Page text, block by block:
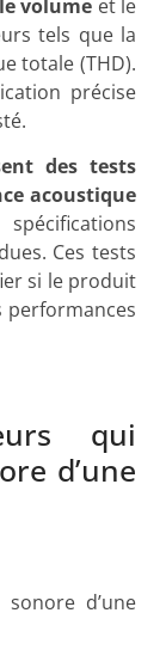
volume et le
tels que la
totale (THD).
précise
des tests
acoustique
Ces tests
si le produit
performances
qui
d’une
d’une